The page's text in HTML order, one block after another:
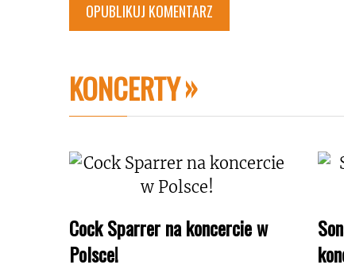
KONCERTY
Cock Sparrer na koncercie w
Polsce!